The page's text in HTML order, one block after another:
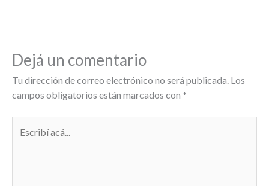
Dejá un comentario
Tu dirección de correo electrónico no será publicada. Los
campos obligatorios están marcados con *
acá...